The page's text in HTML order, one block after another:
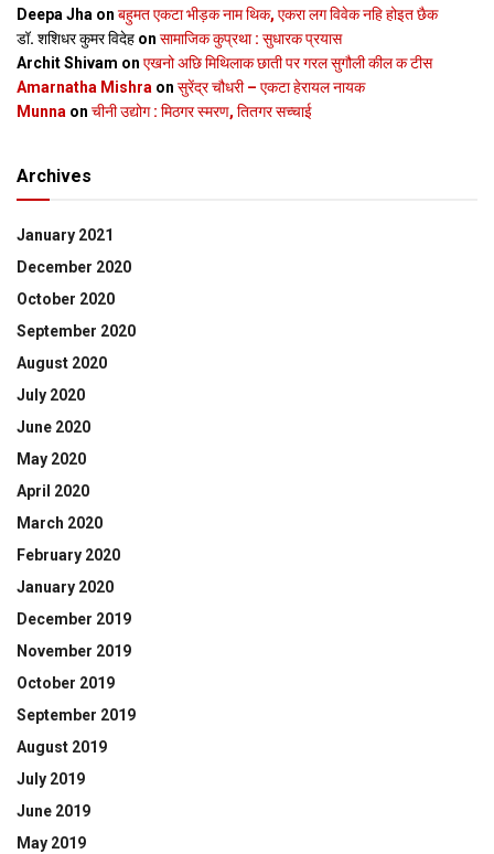
Deepa Jha on बहुमत एकटा भीड़क नाम थिक, एकरा लग विवेक नहि होइत छैक
डॉ. शशिधर कुमर विदेह on सामाजिक कुप्रथा : सुधारक प्रयास
Archit Shivam on एखनो अछि मिथिलाक छाती पर गरल सुगौली कील क टीस
Amarnatha Mishra on सुरेंद्र चौधरी – एकटा हेरायल नायक
Munna on चीनी उद्योग : मिठगर स्‍मरण, तितगर सच्‍चाई
Archives
January 2021
December 2020
October 2020
September 2020
August 2020
July 2020
June 2020
May 2020
April 2020
March 2020
February 2020
January 2020
December 2019
November 2019
October 2019
September 2019
August 2019
July 2019
June 2019
May 2019